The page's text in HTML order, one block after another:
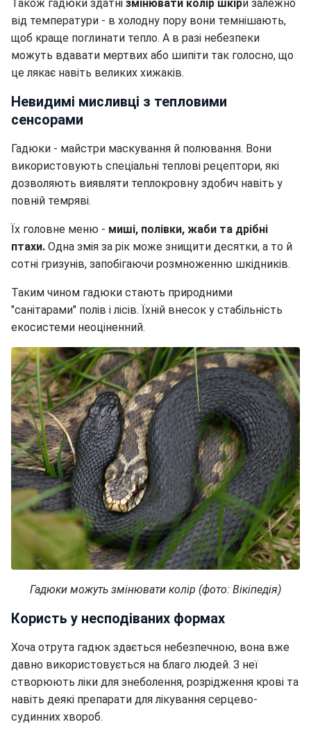
Також гадюки здатні змінювати колір шкіри залежно
від температури - в холодну пору вони темнішають,
щоб краще поглинати тепло. А в разі небезпеки
можуть вдавати мертвих або шипіти так голосно, що
це лякає навіть великих хижаків.
Невидимі мисливці з тепловими
сенсорами
Гадюки - майстри маскування й полювання. Вони
використовують спеціальні теплові рецептори, які
дозволяють виявляти теплокровну здобич навіть у
повній темряві.
Їх головне меню - миші, полівки, жаби та дрібні
птахи. Одна змія за рік може знищити десятки, а то й
сотні гризунів, запобігаючи розмноженню шкідників.
Таким чином гадюки стають природними
"санітарами" полів і лісів. Їхній внесок у стабільність
екосистеми неоціненний.
Гадюки можуть змінювати колір (фото: Вікіпедія)
Користь у несподіваних формах
Хоча отрута гадюк здається небезпечною, вона вже
давно використовується на благо людей. З неї
створюють ліки для знеболення, розрідження крові та
навіть деякі препарати для лікування серцево-
судинних хвороб.